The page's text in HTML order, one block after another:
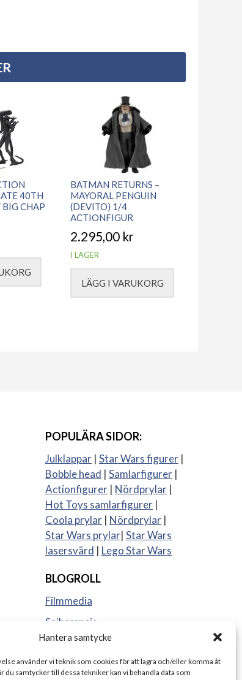
Hantera samtycke
använder vi teknik som cookies för att lagra och/eller komma åt
du samtycker till dessa tekniker kan vi behandla data som
40TH
BIG CHAP
BATMAN RETURNS –
MAYORAL PENGUIN
(DEVITO) 1/4
ACTIONFIGUR
2.295,00 kr
I LAGER
LÄGG I VARUKORG
POPULÄRA SIDOR:
Julklappar | Star Wars figurer |
Bobble head | Samlarfigurer |
Actionfigurer | Nördprylar |
Hot Toys samlarfigurer |
Coola prylar | Nördprylar |
Star Wars prylar| Star Wars
lasersvärd | Lego Star Wars
BLOGROLL
Filmmedia
Sajberspejs
Strange things